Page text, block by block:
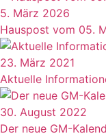
5. März 2026
Hauspost vom 05.
23. März 2021
Aktuelle
30. August 2022
Der neue GM-